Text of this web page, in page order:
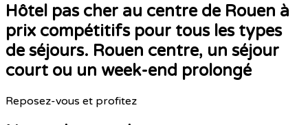
Hôtel pas cher au centre de Rouen à
prix compétitifs pour tous les types
de séjours. Rouen centre, un séjour
court ou un week-end prolongé
Reposez-vous et profitez